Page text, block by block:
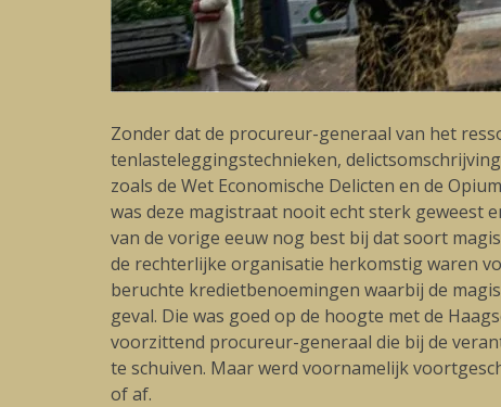
Zonder dat de procureur-generaal van het
tenlasteleggingstechnieken,
zoals de Wet Economische Delicten en de
was deze magistraat nooit echt sterk geweest
van de vorige eeuw nog best bij dat soort
de rechterlijke organisatie herkomstig waren
beruchte kredietbenoemingen waarbij de
geval. Die was goed op de hoogte met de
voorzittend procureur-generaal die bij de
te schuiven. Maar werd voornamelijk
of af.